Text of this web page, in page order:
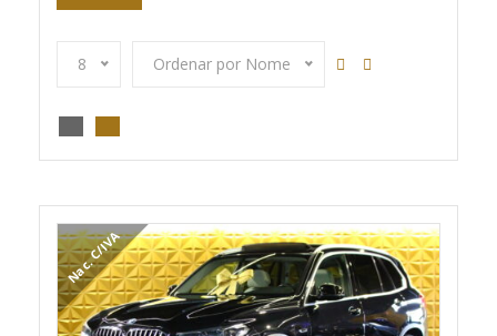
8 Ordenar por Nome
Nac. C/IVA